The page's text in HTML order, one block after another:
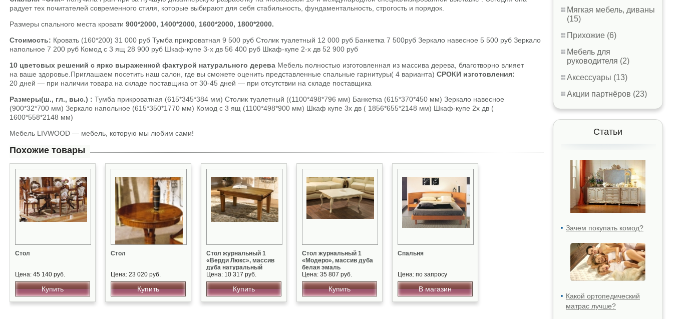
Мягкая мебель, диваны
(15)
Прихожие (6)
Мебель для
руководителя (2)
Аксессуары (13)
Акции партнёров (23)
Статьи
Зачем покупать комод?
Какой ортопедический
матрас лучше?
радует тех почитателей современного стиля, которые выбирают для себя стабильность, фундаментальность, строгость и порядок.
Размеры спального места кровати 900*2000, 1400*2000, 1600*2000, 1800*2000.
Стоимость: Кровать (160*200) 31 000 руб Тумба прикроватная 9 500 руб Столик туалетный 12 000 руб Банкетка 7 500руб Зеркало навесное 5 500 руб Зеркало
напольное 7 200 руб Комод с 3 ящ 28 900 руб Шкаф-купе 3-х дв 56 400 руб Шкаф-купе 2-х дв 52 900 руб
10 цветовых решений с ярко выраженной фактурой натурального дерева Мебель полностью изготовленная из массива дерева, благотворно влияет
на ваше здоровье.Приглашаем посетить наш салон, где вы сможете оценить представленные спальные гарнитуры( 4 варианта) СРОКИ изготовления:
20 дней — при наличии товара на складе поставщика от 30-45 дней — при отсутствии на складе поставщика
Размеры(ш., гл., выс.) : Тумба прикроватная (615*345*384 мм) Столик туалетный ((1100*498*796 мм) Банкетка (615*370*450 мм) Зеркало навесное
(900*32*700 мм) Зеркало напольное (615*350*1770 мм) Комод с 3 ящ (1100*498*900 мм) Шкаф купе 3х дв ( 1856*655*2148 мм) Шкаф-купе 2х дв (
1600*558*2148 мм)
Мебель LIVWOOD — мебель, которую мы любим сами!
Похожие товары
Стол
Цена: 45 140 руб.
Купить
Стол
Цена: 23 020 руб.
Купить
Стол журнальный 1
«Верди Люкс», массив
дуба натуральный
Цена: 10 317 руб.
Купить
Стол журнальный 1
«Модеро», массив дуба
белая эмаль
Цена: 35 807 руб.
Купить
Спальня
Цена: по запросу
В магазин